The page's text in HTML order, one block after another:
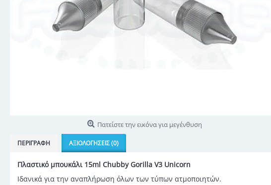
Πατείστε την εικόνα για μεγένθυση
ΠΕΡΙΓΡΑΦΉ ΑΞΙΟΛΟΓΉΣΕΙΣ (0)
Πλαστικό μπουκάλι 15ml Chubby Gorilla V3 Unicorn
Ιδανικά για την αναπλήρωση όλων των τύπων ατμοποιητών.